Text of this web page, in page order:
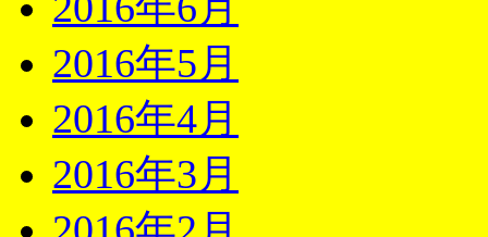
2016年5月
2016年4月
2016年3月